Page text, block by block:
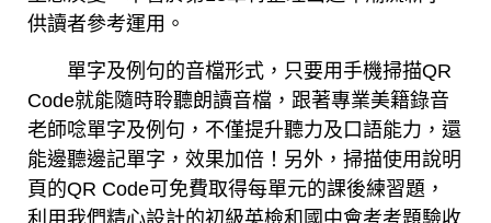
供讀者參考運用。
單字及例句的音檔形式，只要用手機掃描QR
Code就能隨時聆聽朗讀音檔，跟著專業美籍錄音
老師唸單字及例句，不僅提升聽力及口語能力，還
能邊聽邊記單字，效果加倍！另外，掃描使用說明
頁的QR Code可免費取得每單元的課後練習題，